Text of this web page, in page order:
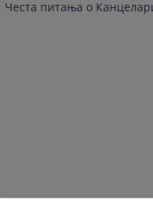
Честа питања о